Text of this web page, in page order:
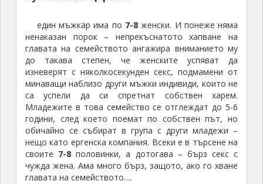
един мъжкар има по 7-8 женски. И понеже няма
ненаказан порок – непрекъснатото хапване на
главата на семейството ангажира вниманието му
до такава степен, че женските успяват да
изневерят с няколкосекунден секс, подмамени от
минаващи наблизо други мъжки индивиди, които не
са успели да си спретнат собствен харем.
Младежите в това семейство се отглеждат до 5-6
години, след което поемат по собствен път, но
обичайно се събират в група с други младежи –
нещо като ергенска компания. Всеки е в търсене на
своите 7-8 половинки, а дотогава – бърз секс с
чужда жена. Ама много бърз, защото, ако го хване
главата на семейството….